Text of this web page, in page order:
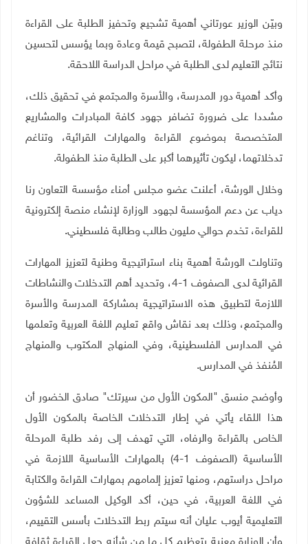
وبيّن الوزير عورتاني أهمية تشجيع وتحفيز الطلبة على القراءة
منذ مرحلة الطفولة، لتصبح قيمة وعادة وبما يؤسس لتحسين
نتائج التعليم لدى الطلبة في مراحل الدراسة اللاحقة.
وأكد أهمية دور المدرسة، والأسرة والمجتمع في تحقيق ذلك،
مشددا على ضرورة تضافر جهود كافة المبادرات والمشاريع
المتخصصة بموضوع القراءة والمهارات القرائية، وتناغم
تدخلاتهما، ليكون تأثيرهما أكبر على الطلبة منذ الطفولة.
وخلال الورشة، أعلنت عضو مجلس أمناء مؤسسة التعاون رنا
دياب عن دعم المؤسسة لجهود الوزارة لإنشاء منصة إلكترونية
للقراءة، تخدم حوالي مليون طالب وطالبة فلسطيني.
وتناولت الورشة أهمية بناء استراتيجية وطنية لتعزيز المهارات
القرائية لدى الصفوف 1-4، وتحديد أهم التدخلات والنشاطات
اللازمة لتطبيق هذه الاستراتيجية بمشاركة المدرسة والأسرة
والمجتمع، وذلك بعد نقاش واقع تعليم اللغة العربية وتعلمها
في المدارس الفلسطينية، وفي المنهاج المكتوب والمنهاج
المُنفذ في المدارس.
وأوضح منسق "المكون الأول من سيرتك" صادق الخضور أن
هذا اللقاء يأتي في إطار التدخلات الخاصة بالمكون الأول
الخاص بالقراءة والرفاه، التي تهدف إلى رفد طلبة المرحلة
الأساسية (الصفوف 1-4) بالمهارات الأساسية اللازمة في
مراحل دراستهم، ومنها تعزيز إلمامهم بمهارات القراءة والكتابة
في اللغة العربية، في حين، أكد الوكيل المساعد للشؤون
التعليمية أيوب عليان أنه سيتم ربط التدخلات بأسس التقييم،